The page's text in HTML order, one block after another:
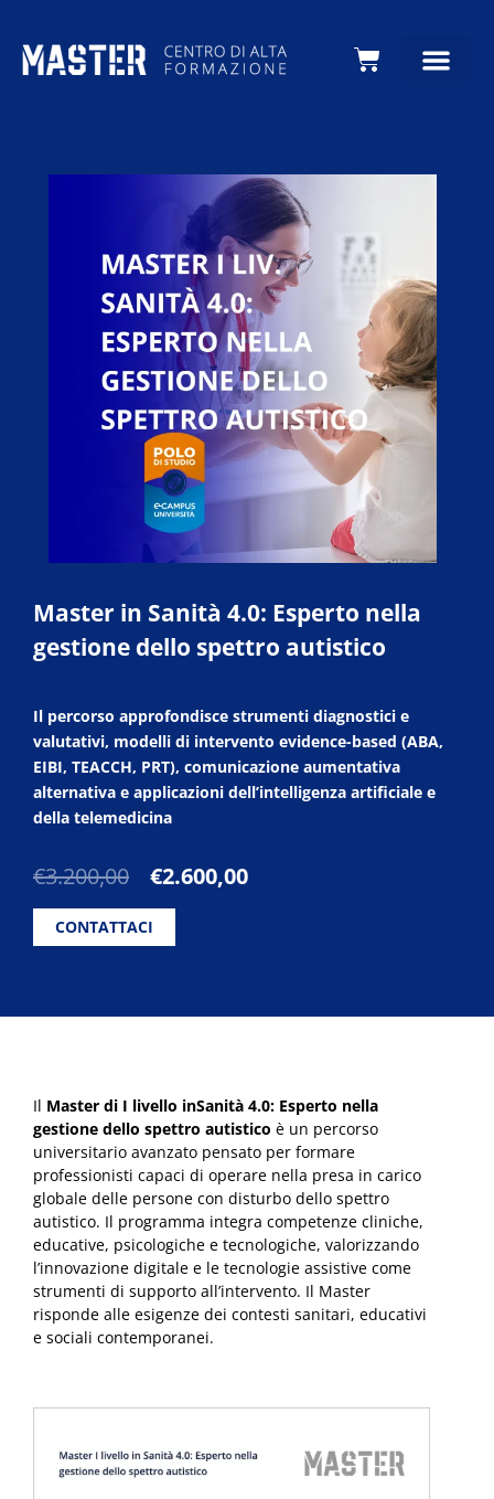
Carrello
Master in Sanità 4.0: Esperto nella
gestione dello spettro autistico
Il percorso approfondisce strumenti diagnostici e
valutativi, modelli di intervento evidence-based (ABA,
EIBI, TEACCH, PRT), comunicazione aumentativa
alternativa e applicazioni dell’intelligenza artificiale e
della telemedicina
€3.200,00
Il
originale
era:
€2.600,00Il
CONTATTACI
Il Master di I livello inSanità 4.0: Esperto nella
gestione dello spettro autistico è un percorso
universitario avanzato pensato per formare
professionisti capaci di operare nella presa in carico
globale delle persone con disturbo dello spettro
autistico. Il programma integra competenze cliniche,
educative, psicologiche e tecnologiche, valorizzando
l’innovazione digitale e le tecnologie assistive come
strumenti di supporto all’intervento. Il Master
risponde alle esigenze dei contesti sanitari, educativi
e sociali contemporanei.